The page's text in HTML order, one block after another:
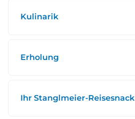
Kulinarik
Erholung
Ihr Stanglmeier-Reisesnack